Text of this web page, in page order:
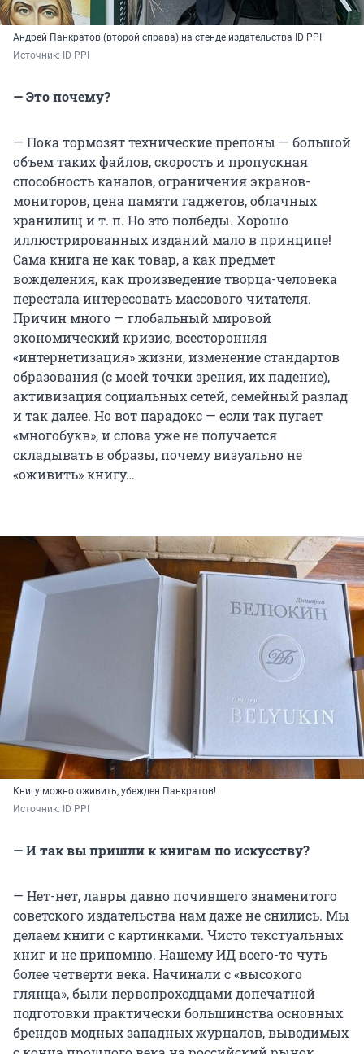
Андрей Панкратов (второй справа) на стенде издательства ID PPI
Источник:
ID PPI
— Это почему?
— Пока тормозят технические препоны — большой
объем таких файлов, скорость и пропускная
способность каналов, ограничения экранов-
мониторов, цена памяти гаджетов, облачных
хранилищ и т. п. Но это полбеды. Хорошо
иллюстрированных изданий мало в принципе!
Сама книга не как товар, а как предмет
вожделения, как произведение творца-человека
перестала интересовать массового читателя.
Причин много — глобальный мировой
экономический кризис, всесторонняя
«интернетизация» жизни, изменение стандартов
образования (с моей точки зрения, их падение),
активизация социальных сетей, семейный разлад
и так далее. Но вот парадокс — если так пугает
«многобукв», и слова уже не получается
складывать в образы, почему визуально не
«оживить» книгу…
Книгу можно оживить, убежден Панкратов!
Источник: ID PPI
— И так вы пришли к книгам по искусству?
— Нет-нет, лавры давно почившего знаменитого
советского издательства нам даже не снились. Мы
делаем книги с картинками. Чисто текстуальных
книг и не припомню. Нашему ИД всего-то чуть
более четверти века. Начинали с «высокого
глянца», были первопроходцами допечатной
подготовки практически большинства основных
брендов модных западных журналов, выводимых